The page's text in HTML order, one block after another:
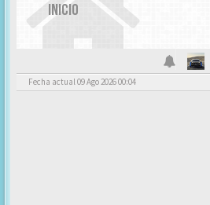
INICIO
Fecha actual 09 Ago 2026 00:04